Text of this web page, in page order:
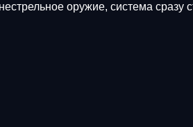
оружие, система сразу